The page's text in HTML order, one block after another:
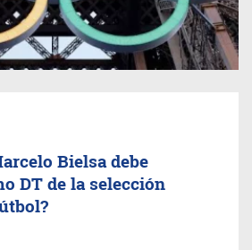
Bielsa debe
DT de la selección